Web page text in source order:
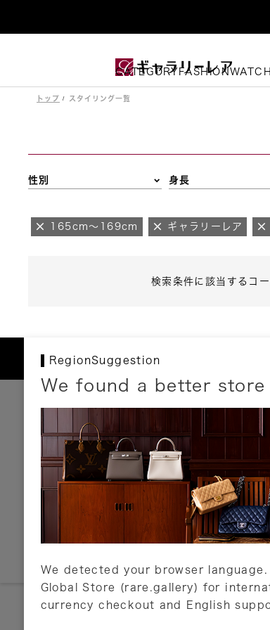
CATEGORY FASHION
トップ スタイリング一覧
性別 身長
165cm～169cm ギャラリーレア
検索条件に該当するコ
RegionSuggestion
We found a better
We detected your browser language.
Global Store (rare.gallery) for
currency checkout and English
お支払いについて
以下のお支払方法が利用可能です。
クレジットカード
ショッピングローン
銀行振込・郵便振替
代金引換
Amazon Pay
PayPay
店頭支払い
詳しくはこちら